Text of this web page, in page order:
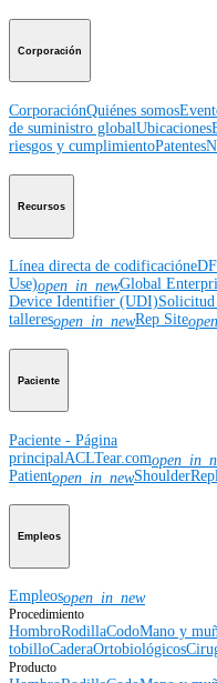
Corporación
CorporaciónQuiénes somos
de suministro globalUbicaciones
riesgos y cumplimientoPatentes
Recursos
Línea directa de codificación
Use)open_in_newGlobal
Device Identifier (UDI)Solicitud
talleresopen_in_newRep Site
Paciente
Paciente - Página
principal ACLTear.com
Patientopen_in_new
Empleos
Empleosopen_in_new
Procedimiento
HombroRodillaCodoMano y
tobilloCaderaOrtobiológicos
Producto